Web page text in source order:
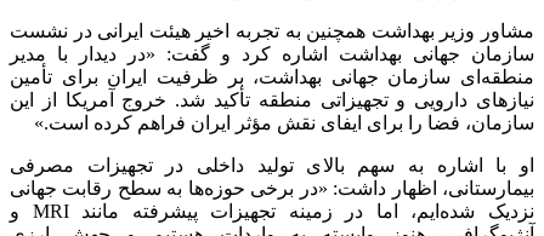
مشاور وزیر بهداشت همچنین به تجربه اخیر هیئت ایرانی در نشست
سازمان جهانی بهداشت اشاره کرد و گفت: «در دیدار با مدیر
منطقه‌ای سازمان جهانی بهداشت، بر ظرفیت ایران برای تأمین
نیازهای دارویی و تجهیزاتی منطقه تأکید شد. خروج آمریکا از این
سازمان، فضا را برای ایفای نقش مؤثر ایران فراهم کرده است.»
او با اشاره به سهم بالای تولید داخلی در تجهیزات مصرفی
بیمارستانی، اظهار داشت: «در برخی حوزه‌ها به سطح رقابت جهانی
نزدیک شده‌ایم، اما در زمینه تجهیزات پیشرفته مانند MRI و